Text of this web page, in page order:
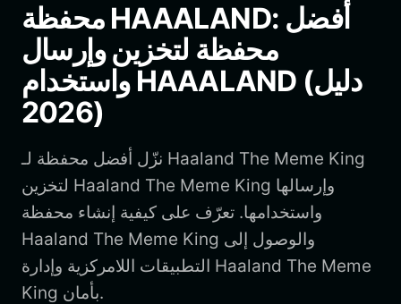
Deutsch
简体中文
繁體中文
Português (Portugal)
Bahasa Indonesia
ภาษาไทย
বাংলা
Español
Português (Brasil)
Español (Argentina)
محفظة HAAALAND: أفضل
محفظة لتخزين وإرسال
واستخدام HAAALAND (دليل
2026)
نزّل أفضل محفظة لـ Haaland The Meme King
لتخزين Haaland The Meme King وإرسالها
واستخدامها. تعرّف على كيفية إنشاء محفظة
Haaland The Meme King والوصول إلى
التطبيقات اللامركزية وإدارة Haaland The Meme
King بأمان.